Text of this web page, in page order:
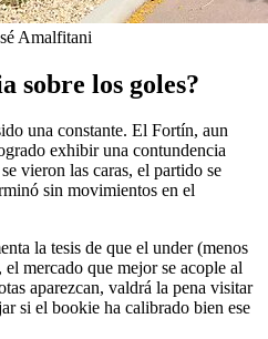
Amalfitani
sobre los goles?
una constante. El Fortín, aun
exhibir una contundencia
vieron las caras, el partido se
sin movimientos en el
la tesis de que el under (menos
mercado que mejor se acople al
aparezcan, valdrá la pena visitar
si el bookie ha calibrado bien ese